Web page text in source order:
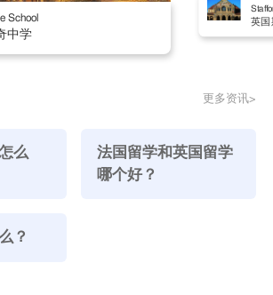
一个月所需要花费的总额大约在
爱尔兰每学年36周、九个月来计算，
生回家探亲的机票花费。
School
中学
英国
更多资讯>
么
法国留学和英国留学
哪个好？
？